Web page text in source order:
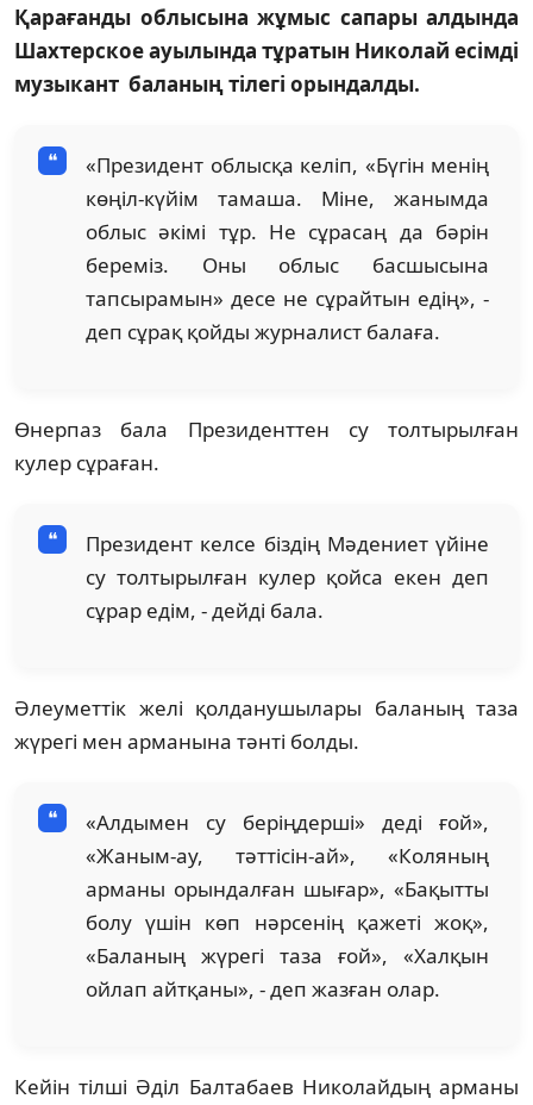
Қарағанды облысына жұмыс сапары алдында
Шахтерское ауылында тұратын Николай есімді
музыкант баланың тілегі орындалды.
«Президент облысқа келіп, «Бүгін менің
көңіл-күйім тамаша. Міне, жанымда
облыс әкімі тұр. Не сұрасаң да бәрін
береміз. Оны облыс басшысына
тапсырамын» десе не сұрайтын едің», -
деп сұрақ қойды журналист балаға.
Өнерпаз бала Президенттен су толтырылған
кулер сұраған.
Президент келсе біздің Мәдениет үйіне
су толтырылған кулер қойса екен деп
сұрар едім, - дейді бала.
Әлеуметтік желі қолданушылары баланың таза
жүрегі мен арманына тәнті болды.
«Алдымен су беріңдерші» деді ғой»,
«Жаным-ау, тәттісін-ай», «Коляның
арманы орындалған шығар», «Бақытты
болу үшін көп нәрсенің қажеті жоқ»,
«Баланың жүрегі таза ғой», «Халқын
ойлап айтқаны», - деп жазған олар.
Кейін тілші Әділ Балтабаев Николайдың арманы